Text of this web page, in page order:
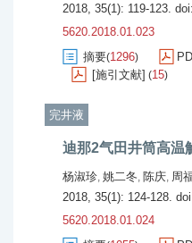
2018, 35(1): 119-123. doi:
5620.2018.01.023
摘要(1296)
[施引文献] (15)
完井液
迪那2气田井筒高温
杨淑珍, 姚二冬, 陈庆, 周
2018, 35(1): 124-128.
5620.2018.01.024